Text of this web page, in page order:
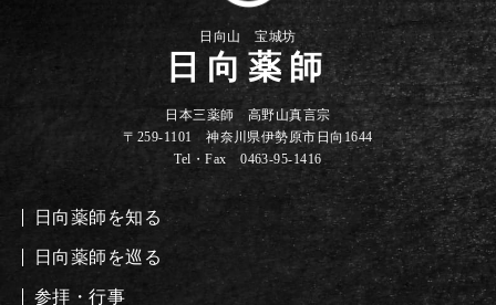
日向山 宝城坊
日向薬師
日本三薬師 高野山真言宗
〒259-1101 神奈川県伊勢原市日向1644
Tel・Fax 0463-95-1416
日向薬師を知る
日向薬師を巡る
参拝・行事